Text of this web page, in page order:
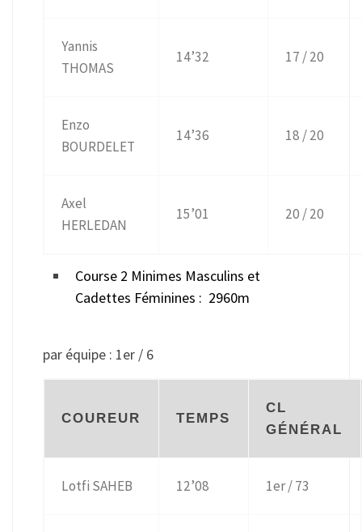
Yannis
THOMAS
14’32 17 / 20
Enzo
BOURDELET
14’36 18 / 20
Axel
HERLEDAN
15’01 20 / 20
Course 2 Minimes Masculins et
Cadettes Féminines : 2960m
par équipe : 1er / 6
COUREUR TEMPS
CL
GÉNÉRAL
Lotfi SAHEB 12’08 1er / 73